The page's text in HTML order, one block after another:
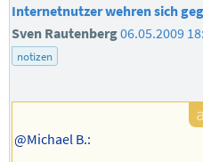
Internetnutzer wehren sich
Sven Rautenberg06.05.2009
notizen
@Michael B.: